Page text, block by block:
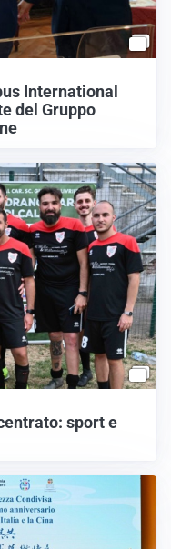
International
del Gruppo
sport e